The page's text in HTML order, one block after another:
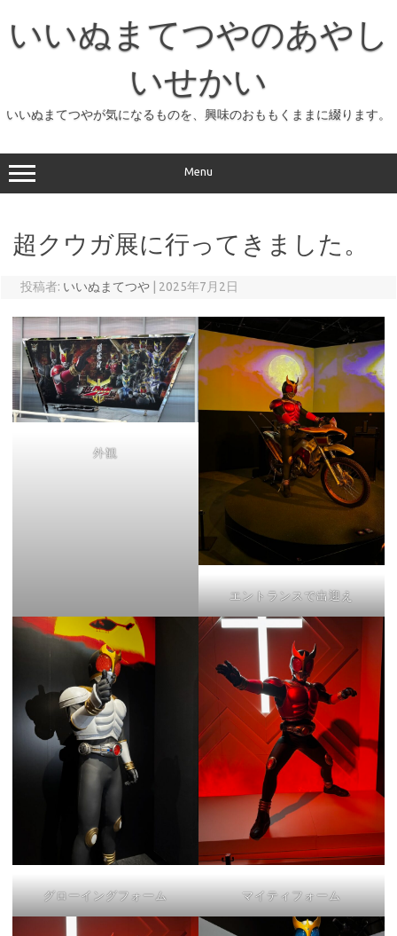
プ
いいぬまてつやのあやし
いせかい
いいぬまてつやが気になるものを、興味のおももくままに綴ります。
Menu
超クウガ展に行ってきました。
投稿者: いいぬまてつや 2025年7月2日
外観
エントランスで出迎え
グローイングフォーム マイティフォーム